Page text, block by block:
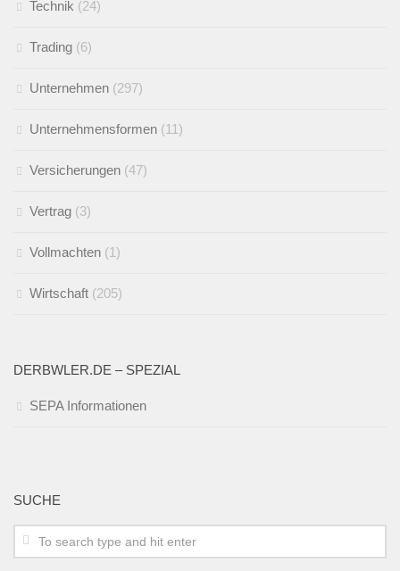
Technik (24)
Trading (6)
Unternehmen (297)
Unternehmensformen (11)
Versicherungen (47)
Vertrag (3)
Vollmachten (1)
Wirtschaft (205)
DERBWLER.DE – SPEZIAL
SEPA Informationen
SUCHE